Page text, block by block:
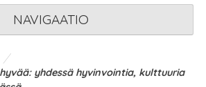
NAVIGAATIO
/
yhdessä hyvinvointia, kulttuuria